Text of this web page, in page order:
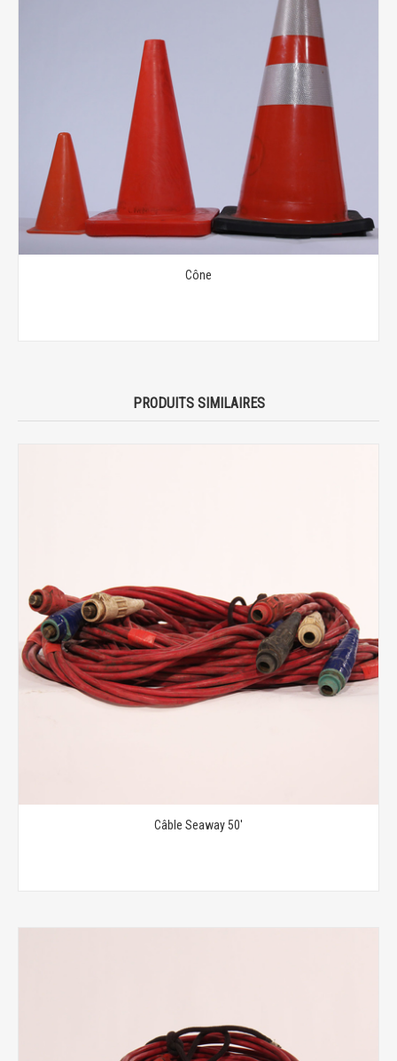
Cône
PRODUITS SIMILAIRES
Câble Seaway 50'